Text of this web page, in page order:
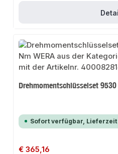
Drehmomentschlüsselset
Sofort verfügbar, Lieferzeit
Regulärer Preis:
€ 365,16